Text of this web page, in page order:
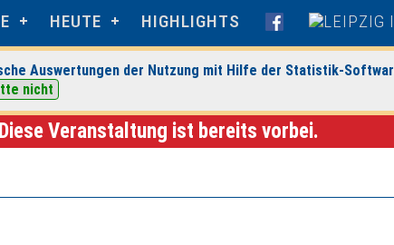
HEUTE HIGHLIGHTS
Auswertungen der Nutzung mit Hilfe der Statistik-
nicht
Diese Veranstaltung ist bereits vorbei.